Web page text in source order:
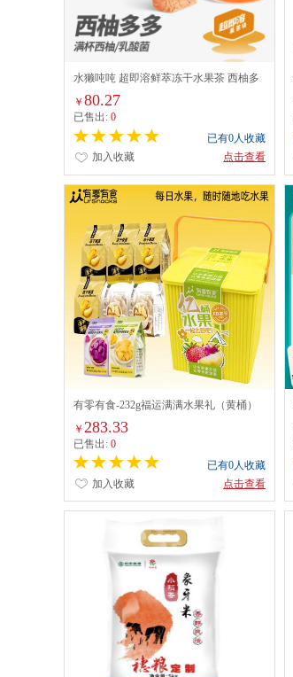
水獭吨吨 超即溶鲜萃冻干水果茶 西柚多
多 90g(15g*6)
￥ 80.27
已售出: 0
已有0人收藏
点击查看
加入收藏
有零有食-232g福运满满水果礼（黄桶）
￥ 283.33
已售出: 0
已有0人收藏
点击查看
加入收藏